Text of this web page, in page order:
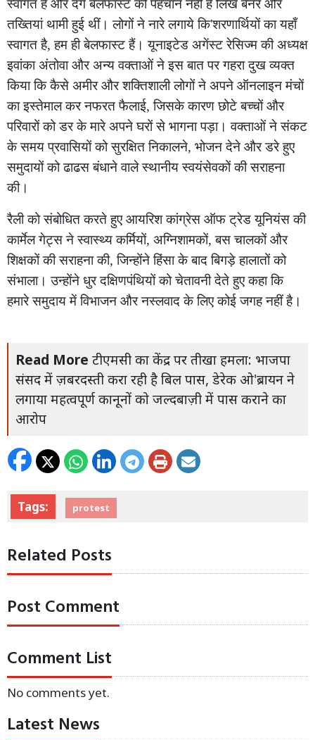
स्वागत है और दंगे बेलफास्ट की पहचान नहीं हैं लिखे बैनर और
तख्तियां थामी हुई थीं। लोगों ने नारे लगाये कि'शरणार्थियों का यहाँ
स्वागत है, हम ही बेलफास्ट हैं। यूनाइटेड अगेंस्ट रेसिज्म की अध्यक्ष
इवांका अंतोवा और अन्य वक्ताओं ने इस बात पर गहरा दुख व्यक्त
किया कि कैसे अमीर और शक्तिशाली लोगों ने अपने ऑनलाइन मंचों
का इस्तेमाल कर नफरत फैलाई, जिसके कारण छोटे बच्चों और
परिवारों को डर के मारे अपने घरों से भागना पड़ा। वक्ताओं ने संकट
के समय प्रवासियों को सुरक्षित निकालने, भोजन देने और डरे हुए
समुदायों को ढाढस बंधाने वाले स्थानीय स्वयंसेवकों की सराहना
की।
रैली को संबोधित करते हुए आयरिश कांग्रेस ऑफ ट्रेड यूनियंस की
कार्मेल गेट्स ने स्वास्थ्य कर्मियों, अग्निशामकों, बस चालकों और
शिक्षकों की सराहना की, जिन्होंने हिंसा के बाद बिगड़े हालातों को
संभाला। उन्होंने धुर दक्षिणपंथियों को चेतावनी देते हुए कहा कि
हमारे समुदाय में विभाजन और नस्लवाद के लिए कोई जगह नहीं है।
Read More टीएमसी का केंद्र पर तीखा हमला: भाजपा
संसद में ज़बरदस्ती करा रही है बिल पास, डेरेक ओ'ब्रायन ने
लगाया महत्वपूर्ण कानूनों को जल्दबाज़ी में पास कराने का
आरोप
Tags: protest
Related Posts
Post Comment
Comment List
No comments yet.
Latest News